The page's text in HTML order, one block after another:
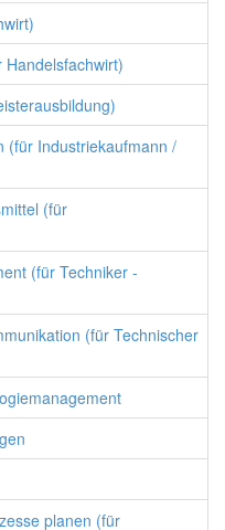
(für Industriekaufmann /
(für
(für Techniker -
(für Technischer
planen (für